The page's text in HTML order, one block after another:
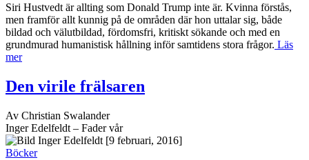
Siri Hustvedt är allting som Donald Trump inte är. Kvinna förstås,
men framför allt kunnig på de områden där hon uttalar sig, både
bildad och välutbildad, fördomsfri, kritiskt sökande och med en
grundmurad humanistisk hållning inför samtidens stora frågor. Läs
mer
Den virile frälsaren
Av Christian Swalander
Inger Edelfeldt – Fader vår
[9 februari, 2016]
Böcker